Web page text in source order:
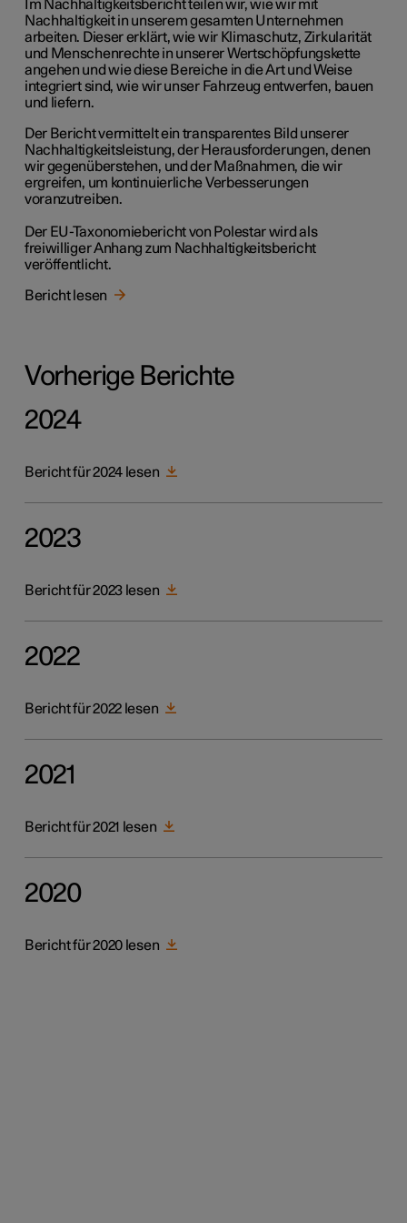
Im Nachhaltigkeitsbericht teilen wir, wie wir mit
Nachhaltigkeit in unserem gesamten Unternehmen
arbeiten. Dieser erklärt, wie wir Klimaschutz, Zirkularität
und Menschenrechte in unserer Wertschöpfungskette
angehen und wie diese Bereiche in die Art und Weise
integriert sind, wie wir unser Fahrzeug entwerfen, bauen
und liefern.
Der Bericht vermittelt ein transparentes Bild unserer
Nachhaltigkeitsleistung, der Herausforderungen, denen
wir gegenüberstehen, und der Maßnahmen, die wir
ergreifen, um kontinuierliche Verbesserungen
voranzutreiben.
Der EU-Taxonomiebericht von Polestar wird als
freiwilliger Anhang zum Nachhaltigkeitsbericht
veröffentlicht.
Bericht lesen
Vorherige Berichte
2024
Bericht für 2024 lesen
2023
Bericht für 2023 lesen
2022
Bericht für 2022 lesen
2021
Bericht für 2021 lesen
2020
Bericht für 2020 lesen